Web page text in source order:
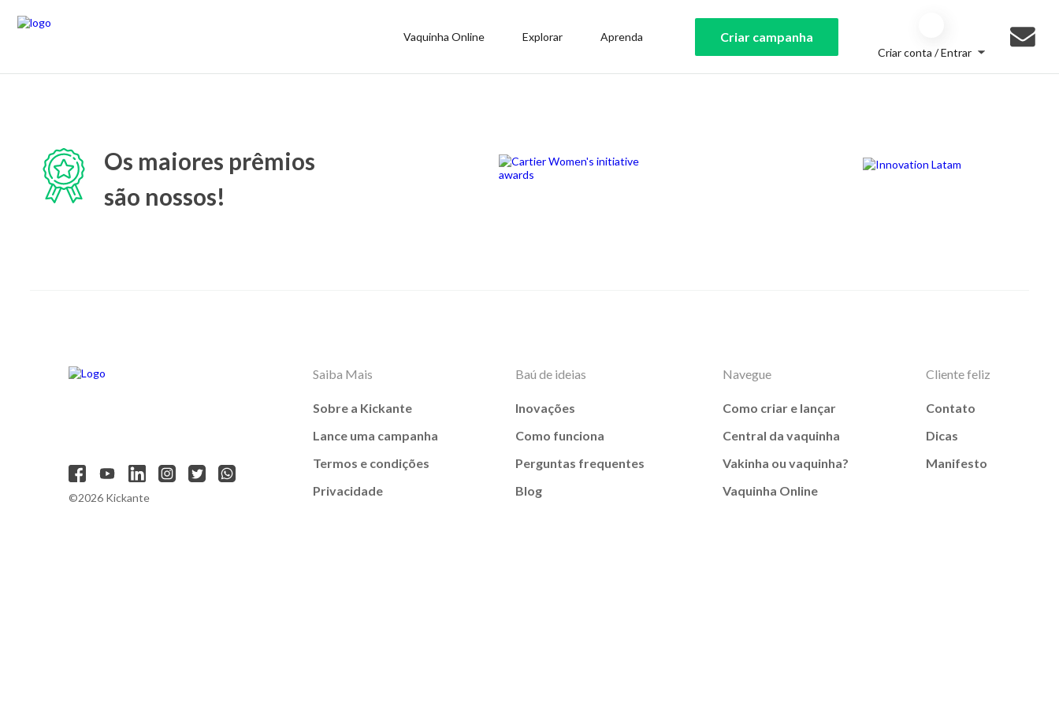
Vaquinha Online Explorar Aprenda Criar campanha
Criar conta / Entrar
Os maiores prêmios
são nossos!
©2026 Kickante
Saiba Mais
Sobre a Kickante
Lance uma campanha
Termos e condições
Privacidade
Baú de ideias
Inovações
Como funciona
Perguntas frequentes
Blog
Navegue
Como criar e lançar
Central da vaquinha
Vakinha ou vaquinha?
Vaquinha Online
Cliente feliz
Contato
Dicas
Manifesto